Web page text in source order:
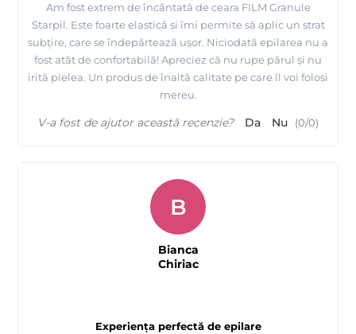
Am fost extrem de încântată de ceara FILM Granule
Starpil. Este foarte elastică și îmi permite să aplic un strat
subțire, care se îndepărtează ușor. Niciodată epilarea nu a
fost atât de confortabilă! Apreciez că nu rupe părul și nu
irită pielea. Un produs de înaltă calitate pe care îl voi folosi
mereu.
V-a fost de ajutor această recenzie? Da Nu (0/0)
Experiența perfectă de epilare
B
Bianca
Chiriac